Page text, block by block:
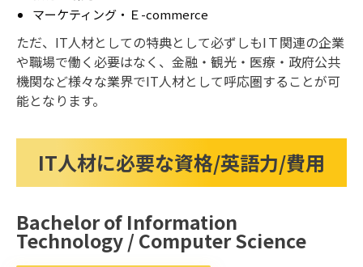
マーケティング・Ｅ-commerce
ただ、IT人材としての特典として必ずしもIＴ関連の企業
や職場で働く必要はなく、金融・観光・医療・政府公共
機関など様々な業界でIT人材として呼応圏することが可
能となります。
IT人材に必要な資格/英語力/費用
Bachelor of Information
Technology / Computer Science